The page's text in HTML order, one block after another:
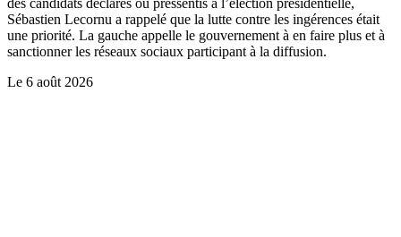
des candidats déclarés ou pressentis à l’élection présidentielle,
Sébastien Lecornu a rappelé que la lutte contre les ingérences était
une priorité. La gauche appelle le gouvernement à en faire plus et à
sanctionner les réseaux sociaux participant à la diffusion.
Le 6 août 2026